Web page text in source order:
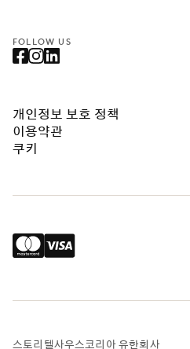
FOLLOW US
개인정보 보호 정책
이용약관
쿠키
스토리텔사우스코리아 유한회사